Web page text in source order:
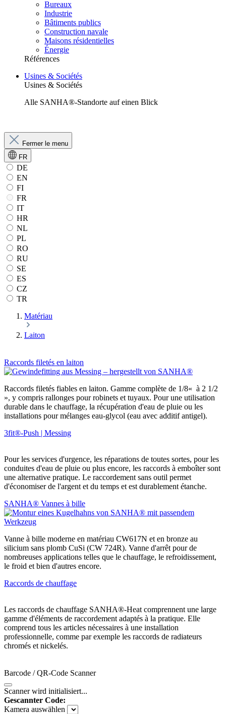
Bureaux
Industrie
Bâtiments publics
Construction navale
Maisons résidentielles
Énergie
Références
Usines & Sociétés
Usines & Sociétés
Alle SANHA®-Standorte auf einen Blick
Fermer le menu
FR
DE
EN
FI
FR
IT
HR
NL
PL
RO
RU
SE
ES
CZ
TR
Matériau
Laiton
Raccords filetés en laiton
Raccords filetés fiables en laiton. Gamme complète de 1/8« à 2 1/2
», y compris rallonges pour robinets et tuyaux. Pour une utilisation
durable dans le chauffage, la récupération d'eau de pluie ou les
installations pour mélanges eau-glycol (eau avec additif antigel).
3fit®-Push | Messing
Pour les services d'urgence, les réparations de toutes sortes, pour les
conduites d'eau de pluie ou plus encore, les raccords à emboîter sont
une alternative pratique. Le raccordement sans outil permet
d'économiser de l'argent et du temps et est durablement étanche.
SANHA® Vannes à bille
Vanne à bille moderne en matériau CW617N et en bronze au
silicium sans plomb CuSi (CW 724R). Vanne d'arrêt pour de
nombreuses applications telles que le chauffage, le refroidissement,
le froid et bien d'autres encore.
Raccords de chauffage
Les raccords de chauffage SANHA®-Heat comprennent une large
gamme d'éléments de raccordement adaptés à la pratique. Elle
comprend tous les articles nécessaires à une installation
professionnelle, comme par exemple les raccords de radiateurs
chromés et nickelés.
Barcode / QR-Code Scanner
Scanner wird initialisiert...
Gescannter Code:
Kamera auswählen